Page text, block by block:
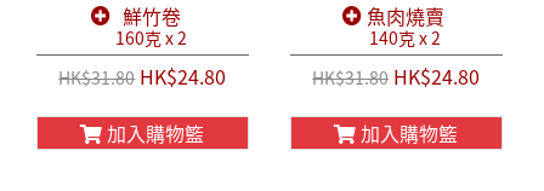
鮮竹卷
160克 x 2
HK$31.80HK$24.80
加入購物籃
魚肉燒賣
140克 x 2
HK$31.80HK$24.80
加入購物籃